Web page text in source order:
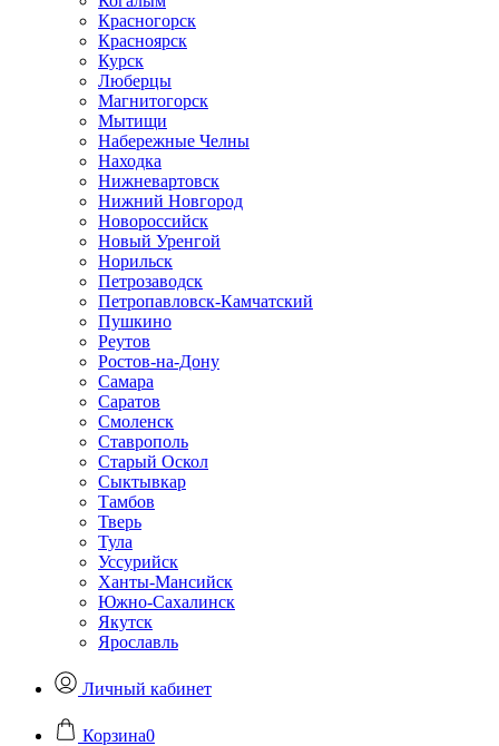
Красногорск
Красноярск
Курск
Люберцы
Магнитогорск
Мытищи
Набережные Челны
Находка
Нижневартовск
Нижний Новгород
Новороссийск
Новый Уренгой
Норильск
Петрозаводск
Петропавловск-Камчатский
Пушкино
Реутов
Ростов-на-Дону
Самара
Саратов
Смоленск
Ставрополь
Старый Оскол
Сыктывкар
Тамбов
Тверь
Тула
Уссурийск
Ханты-Мансийск
Южно-Сахалинск
Якутск
Ярославль
Личный кабинет
Корзина0